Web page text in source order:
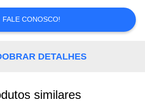
FALE CONOSCO!
DETALHES
similares